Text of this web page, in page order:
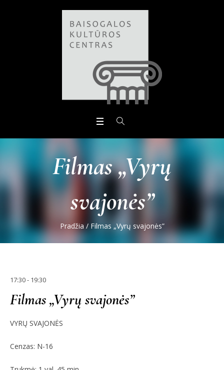
Filmas „Vyrų
svajonės”
Pradžia / Filmas „Vyrų svajonės”
17:30 - 19:30
Filmas „Vyrų svajonės”
VYRŲ SVAJONĖS
Cenzas: N-16